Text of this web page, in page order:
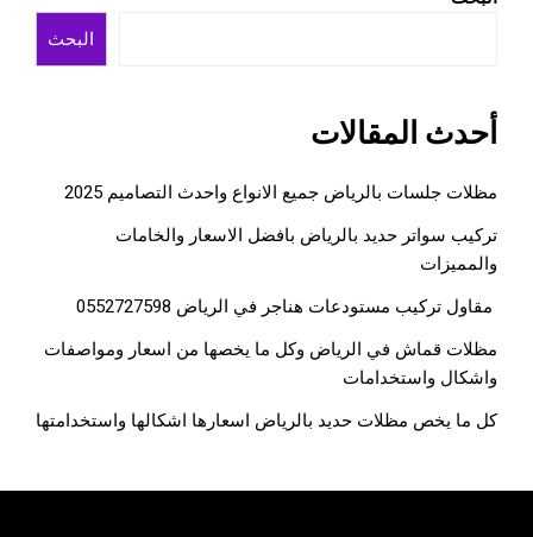
البحث
أحدث المقالات
مظلات جلسات بالرياض جميع الانواع واحدث التصاميم 2025
تركيب سواتر حديد بالرياض بافضل الاسعار والخامات
والمميزات
مقاول تركيب مستودعات هناجر في الرياض 0552727598
مظلات قماش في الرياض وكل ما يخصها من اسعار ومواصفات
واشكال واستخدامات
كل ما يخص مظلات حديد بالرياض اسعارها اشكالها واستخدامتها